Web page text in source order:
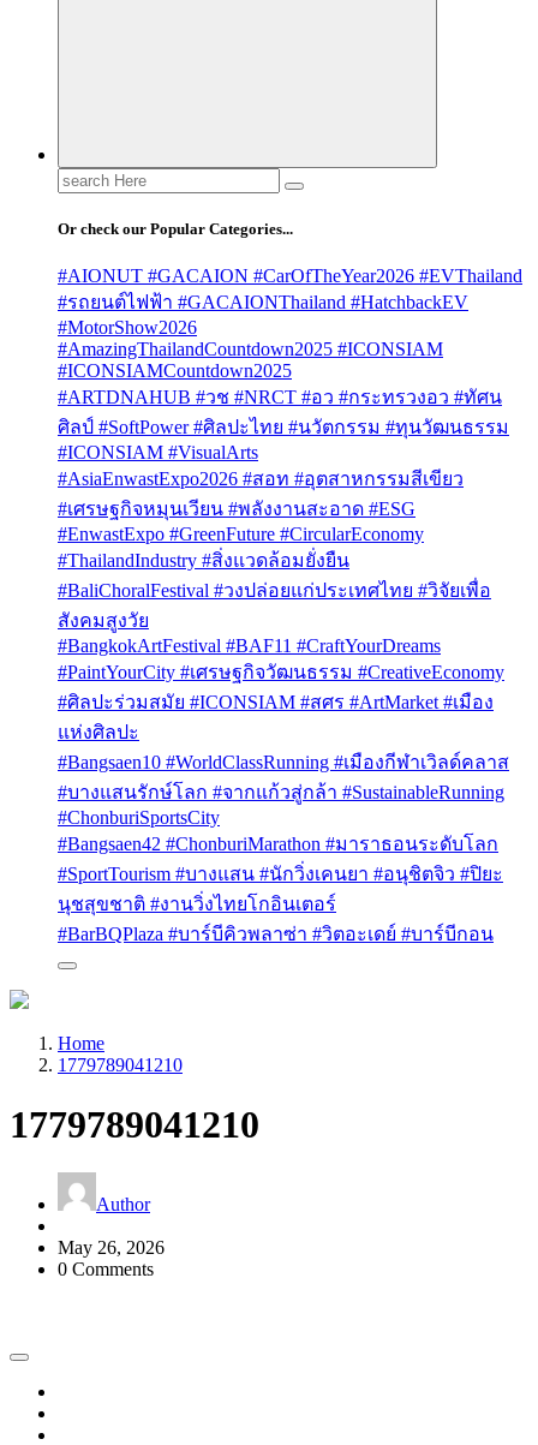
Search
for:
Or check our Popular Categories...
#AIONUT #GACAION #CarOfTheYear2026 #EVThailand
#รถยนต์ไฟฟ้า #GACAIONThailand #HatchbackEV
#MotorShow2026
#AmazingThailandCountdown2025 #ICONSIAM
#ICONSIAMCountdown2025
#ARTDNAHUB #วช #NRCT #อว #กระทรวงอว #ทัศน
ศิลป์ #SoftPower #ศิลปะไทย #นวัตกรรม #ทุนวัฒนธรรม
#ICONSIAM #VisualArts
#AsiaEnwastExpo2026 #สอท #อุตสาหกรรมสีเขียว
#เศรษฐกิจหมุนเวียน #พลังงานสะอาด #ESG
#EnwastExpo #GreenFuture #CircularEconomy
#ThailandIndustry #สิ่งแวดล้อมยั่งยืน
#BaliChoralFestival #วงปล่อยแก่ประเทศไทย #วิจัยเพื่อ
สังคมสูงวัย
#BangkokArtFestival #BAF11 #CraftYourDreams
#PaintYourCity #เศรษฐกิจวัฒนธรรม #CreativeEconomy
#ศิลปะร่วมสมัย #ICONSIAM #สศร #ArtMarket #เมือง
แห่งศิลปะ
#Bangsaen10 #WorldClassRunning #เมืองกีฬาเวิลด์คลาส
#บางแสนรักษ์โลก #จากแก้วสู่กล้า #SustainableRunning
#ChonburiSportsCity
#Bangsaen42 #ChonburiMarathon #มาราธอนระดับโลก
#SportTourism #บางแสน #นักวิ่งเคนยา #อนุชิตจิว #ปิยะ
นุชสุขชาติ #งานวิ่งไทยโกอินเตอร์
#BarBQPlaza #บาร์บีคิวพลาซ่า #วิตอะเดย์ #บาร์บีกอน
Home
1779789041210
1779789041210
Author
May 26, 2026
0 Comments